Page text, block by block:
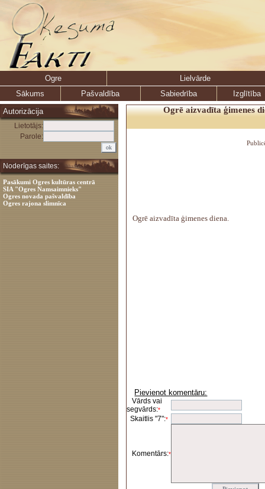
Ogre
Lielvārde
Sākums
Pašvaldība Sabiedrība
Izglītība
Autorizācija
Lietotājs:
Parole:
Noderīgas saites:
Pasākumi Ogres kultūras centrā
SIA "Ogres Namsaimnieks"
Ogres novada pašvaldība
Ogres rajona slimnīca
Ogrē aizvadīta ģimenes
Ogrē aizvadīta ģimenes diena.
Pievienot komentāru:
Vārds vai
segvārds:*
Skaitlis "7":*
Komentārs:*